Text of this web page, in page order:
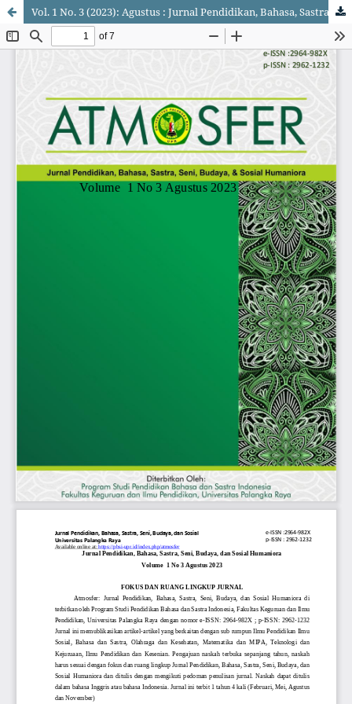
Vol. 1 No. 3 (2023): Agustus : Jurnal Pendidikan, Bahasa, Sastra, Seni, Budaya, dan Sosial Humaniora